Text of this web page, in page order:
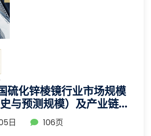
硫化锌棱镜行业市场规模
与预测规模）及产业链调
日
106页